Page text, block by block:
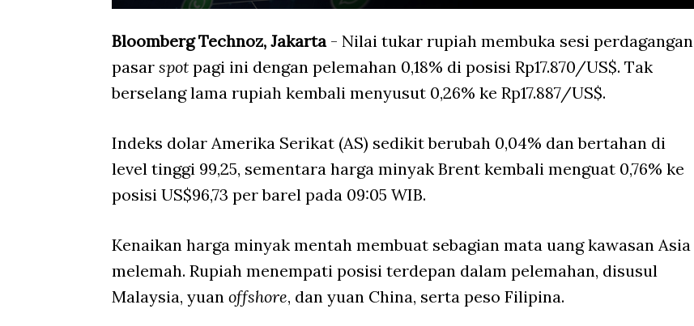
Bloomberg Technoz, Jakarta- Nilai tukar rupiah membuka sesi perdagangan
pasar spot pagi ini dengan pelemahan 0,18% di posisi Rp17.870/US$. Tak
berselang lama rupiah kembali menyusut 0,26% ke Rp17.887/US$.
Indeks dolar Amerika Serikat (AS) sedikit berubah 0,04% dan bertahan di
level tinggi 99,25, sementara harga minyak Brent kembali menguat 0,76% ke
posisi US$96,73 per barel pada 09:05 WIB.
Kenaikan harga minyak mentah membuat sebagian mata uang kawasan Asia
melemah. Rupiah menempati posisi terdepan dalam pelemahan, disusul
Malaysia, yuan offshore, dan yuan China, serta peso Filipina.